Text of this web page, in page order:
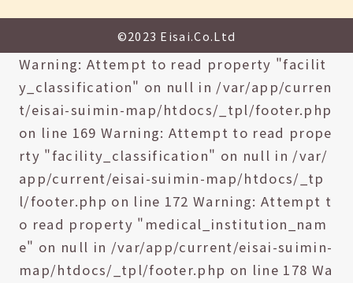
©2023 Eisai.Co.Ltd
Warning: Attempt to read property "facilit
y_classification" on null in /var/app/curren
t/eisai-suimin-map/htdocs/_tpl/footer.php
on line 169 Warning: Attempt to read prope
rty "facility_classification" on null in /var/
app/current/eisai-suimin-map/htdocs/_tp
l/footer.php on line 172 Warning: Attempt t
o read property "medical_institution_nam
e" on null in /var/app/current/eisai-suimin-
map/htdocs/_tpl/footer.php on line 178 Wa